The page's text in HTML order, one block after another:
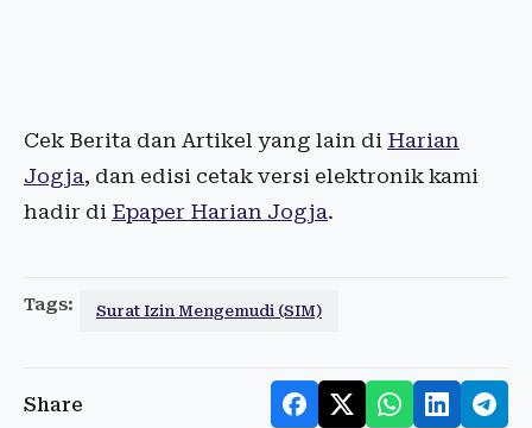
Cek Berita dan Artikel yang lain di Harian
Jogja, dan edisi cetak versi elektronik kami
hadir di Epaper Harian Jogja.
Tags: Surat Izin Mengemudi (SIM)
Share